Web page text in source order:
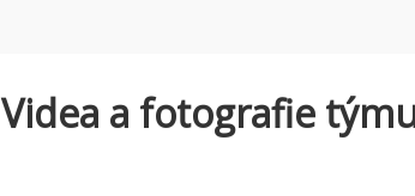
Videa a fotografie